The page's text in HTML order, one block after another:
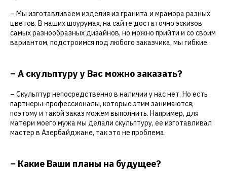
– Мы изготавливаем изделия из гранита и мрамора разных
цветов. В наших шоурумах, на сайте достаточно эскизов
самых разнообразных дизайнов, но можно прийти и со своим
вариантом, подстроимся под любого заказчика, мы гибкие.
– А скульптуру у Вас можно заказать?
– Скульптур непосредственно в наличии у нас нет. Но есть
партнеры-профессионалы, которые этим занимаются,
поэтому и такой заказ можем выполнить. Например, для
матери моего мужа мы делали скульптуру, ее изготавливал
мастер в Азербайджане, так это не проблема.
– Какие Ваши планы на будущее?